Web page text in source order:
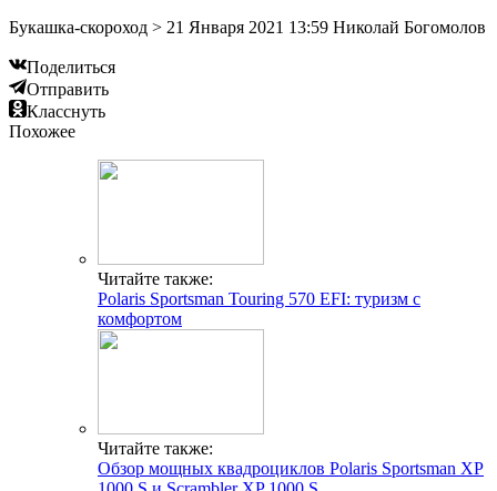
Букашка-скороход > 21 Января 2021 13:59 Николай Богомолов
Поделиться
Отправить
Класснуть
Похожее
Читайте также:
Polaris Sportsman Touring 570 EFI: туризм с
комфортом
Читайте также:
Обзор мощных квадроциклов Polaris Sportsman XP